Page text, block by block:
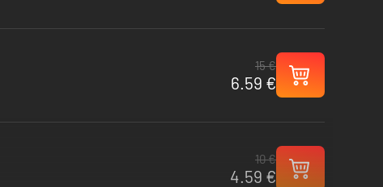
15 €
6.59 €
10 €
4.59 €